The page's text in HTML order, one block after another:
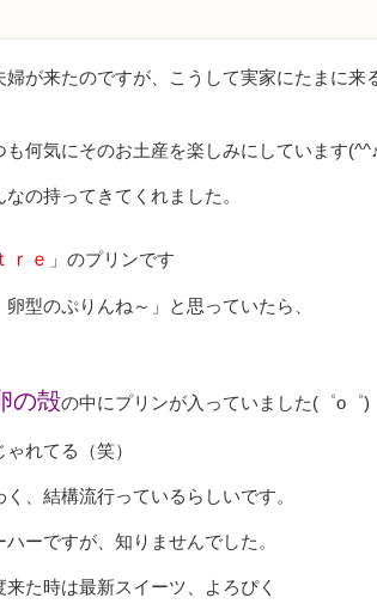
婦が来たのですが、こうして実家にたまに
も何気にそのお土産を楽しみにしています(^^♪
の持ってきてくれました。
ｒｅ 」のプリンです
卵型のぷりんね～」と思っていたら、
の殻の中にプリンが入っていました(゜o゜)
ゃれてる（笑）
、結構流行っているらしいです。
ハーですが、知りませんでした。
来た時は最新スイーツ、よろぴく